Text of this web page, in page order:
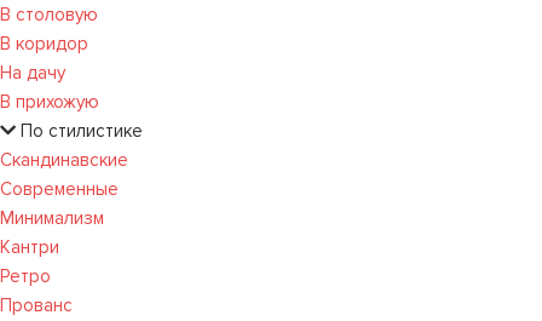
В столовую
В коридор
На дачу
В прихожую
По стилистике
Скандинавские
Современные
Минимализм
Кантри
Ретро
Прованс